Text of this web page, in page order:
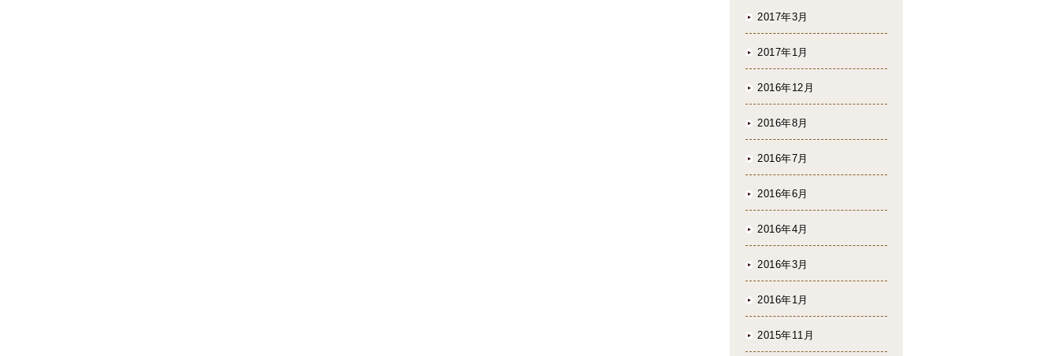
2017年3月
2017年1月
2016年12月
2016年8月
2016年7月
2016年6月
2016年4月
2016年3月
2016年1月
2015年11月